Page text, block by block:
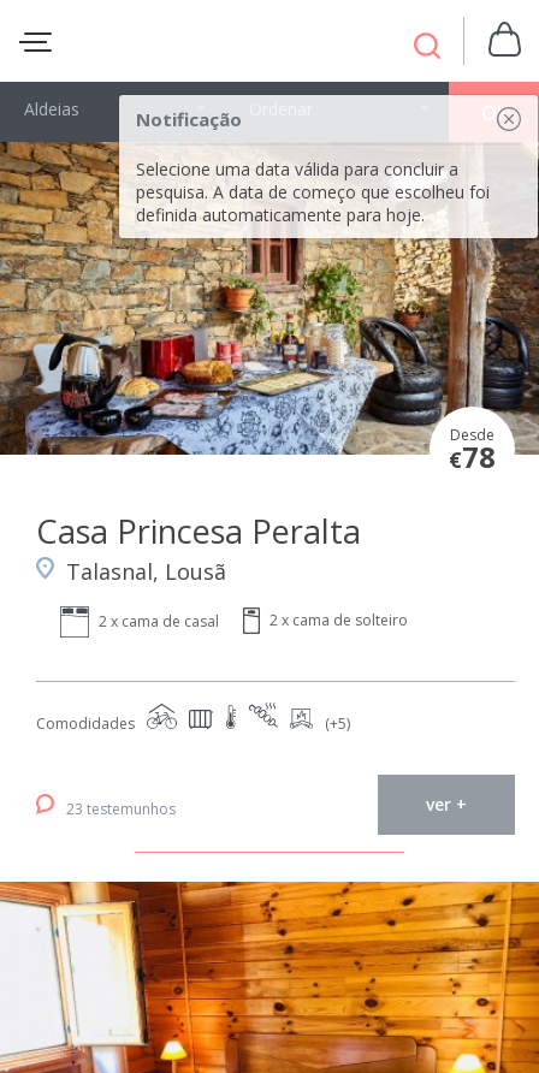
Notificação
Selecione uma data válida para concluir a
pesquisa. A data de começo que escolheu foi
definida automaticamente para hoje.
OK
Aldeias
Desde
€78
Casa Princesa Peralta
Talasnal, Lousã
2 x cama de casal 2 x cama de solteiro
Comodidades (+5)
23 testemunhos ver +